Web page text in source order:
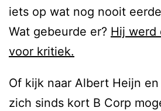
iets op wat nog nooit
Wat gebeurde er? Hij werd
voor kritiek.
Of kijk naar Albert Heijn
zich sinds kort B Corp